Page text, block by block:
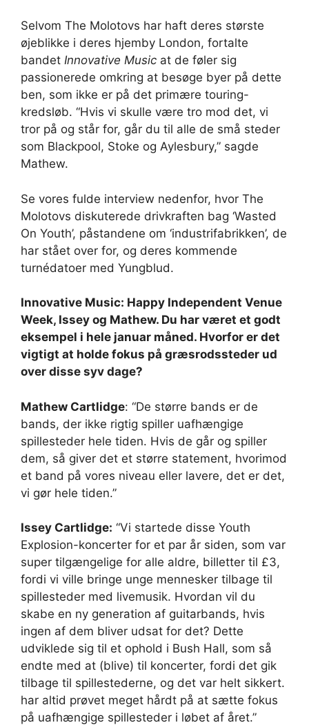
Selvom The Molotovs har haft deres største
øjeblikke i deres hjemby London, fortalte
bandet Innovative Music at de føler sig
passionerede omkring at besøge byer på dette
ben, som ikke er på det primære touring-
kredsløb. “Hvis vi skulle være tro mod det, vi
tror på og står for, går du til alle de små steder
som Blackpool, Stoke og Aylesbury,” sagde
Mathew.
Se vores fulde interview nedenfor, hvor The
Molotovs diskuterede drivkraften bag ‘Wasted
On Youth’, påstandene om ‘industrifabrikken’, de
har stået over for, og deres kommende
turnédatoer med Yungblud.
Innovative Music: Happy Independent Venue
Week, Issey og Mathew. Du har været et godt
eksempel i hele januar måned. Hvorfor er det
vigtigt at holde fokus på græsrodssteder ud
over disse syv dage?
Mathew Cartlidge: “De større bands er de
bands, der ikke rigtig spiller uafhængige
spillesteder hele tiden. Hvis de går og spiller
dem, så giver det et større statement, hvorimod
et band på vores niveau eller lavere, det er det,
vi gør hele tiden.”
Issey Cartlidge: “Vi startede disse Youth
Explosion-koncerter for et par år siden, som var
super tilgængelige for alle aldre, billetter til £3,
fordi vi ville bringe unge mennesker tilbage til
spillesteder med livemusik. Hvordan vil du
skabe en ny generation af guitarbands, hvis
ingen af dem bliver udsat for det? Dette
udviklede sig til et ophold i Bush Hall, som så
endte med at (blive) til koncerter, fordi det gik
tilbage til spillestederne, og det var helt sikkert.
har altid prøvet meget hårdt på at sætte fokus
på uafhængige spillesteder i løbet af året.”